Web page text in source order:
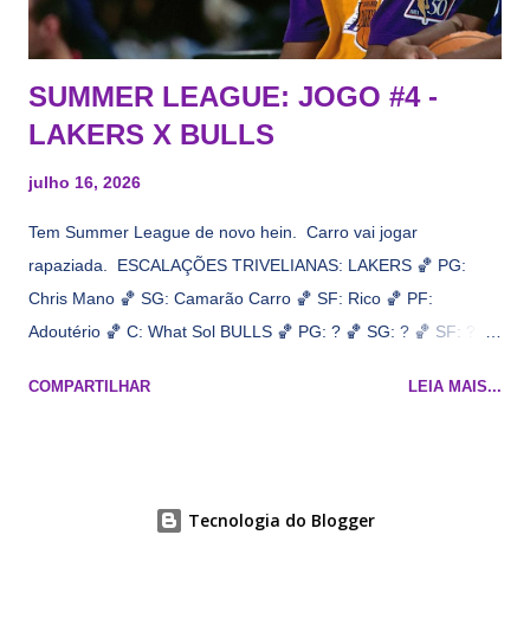
SUMMER LEAGUE: JOGO #4 -
LAKERS X BULLS
julho 16, 2026
Tem Summer League de novo hein. Carro vai jogar
rapaziada. ESCALAÇÕES TRIVELIANAS: LAKERS 🏀 PG:
Chris Mano 🏀 SG: Camarão Carro 🏀 SF: Rico 🏀 PF:
Adoutério 🏀 C: What Sol BULLS 🏀 PG: ? 🏀 SG: ? 🏀 SF: ? 🏀
19h00 Local: Las Vegas Transmissão: NBA League Pass,
COMPARTILHAR LEIA MAIS...
Tecnologia do Blogger